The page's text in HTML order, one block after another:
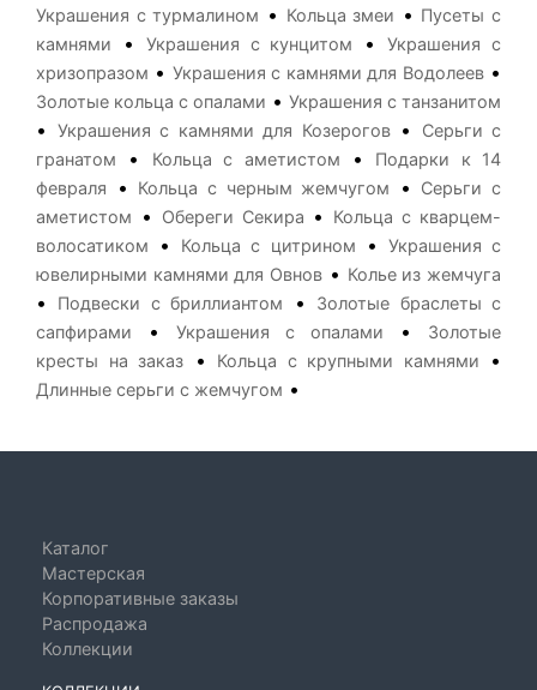
Украшения с турмалином • Кольца змеи • Пусеты с
камнями
• Украшения с кунцитом •Украшения с
хризопразом • Украшения с камнями для Водолеев•
Золотые кольца с опалами • Украшения с танзанитом
• Украшения с камнями для Козерогов•
Серьги с
гранатом
• Кольца с аметистом •
Подарки к 14
февраля
• Кольца с черным жемчугом •
Серьги с
аметистом
• Обереги Секира •
Кольца с кварцем-
волосатиком
• Кольца с цитрином • Украшения с
ювелирными камнями для Овнов • Колье из жемчуга
• Подвески с бриллиантом •
Золотые браслеты с
сапфирами
• Украшения с опалами •
Золотые
кресты на заказ • Кольца с крупными камнями •
Длинные серьги с жемчугом •
Каталог
Мастерская
Корпоративные заказы
Распродажа
Коллекции